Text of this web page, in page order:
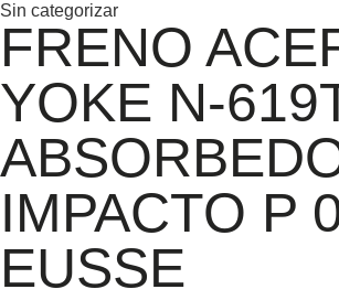
Sin categorizar
FRENO
YOKE N-
IMPACTO P
EUSSE